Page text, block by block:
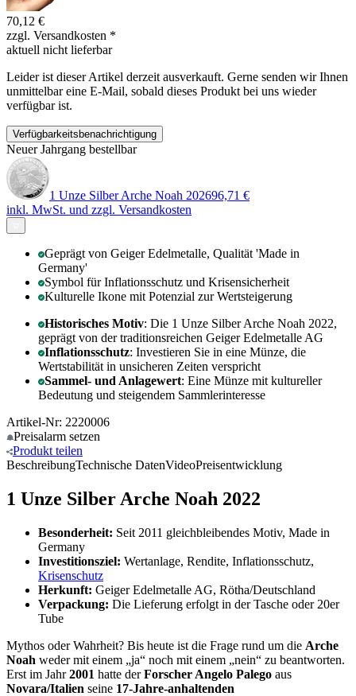
70,12 €
zzgl. Versandkosten *
aktuell nicht lieferbar
Leider ist dieser Artikel derzeit ausverkauft. Gerne senden wir Ihnen
unmittelbar eine E-Mail, sobald dieses Produkt bei uns wieder
verfügbar ist.
Verfügbarkeitsbenachrichtigung
Neuer Jahrgang bestellbar
1 Unze Silber Arche Noah 202696,71 €
inkl. MwSt. und zzgl. Versandkosten
Geprägt von Geiger Edelmetalle, Qualität 'Made in
Germany'
Symbol für Inflationsschutz und Krisensicherheit
Kulturelle Ikone mit Potenzial zur Wertsteigerung
Historisches Motiv: Die 1 Unze Silber Arche Noah 2022,
geprägt von der traditionsreichen Geiger Edelmetalle AG
Inflationsschutz: Investieren Sie in eine Münze, die
Wertstabilität in unsicheren Zeiten verspricht
Sammel- und Anlagewert: Eine Münze mit kultureller
Bedeutung und steigendem Sammlerinteresse
Artikel-Nr: 2220006
Preisalarm setzen
Produkt teilen
BeschreibungTechnische DatenVideoPreisentwicklung
1 Unze Silber Arche Noah 2022
Besonderheit: Seit 2011 gleichbleibendes Motiv, Made in
Germany
Investitionsziel: Wertanlage, Rendite, Inflationsschutz,
Krisenschutz
Herkunft: Geiger Edelmetalle AG, Rötha/Deutschland
Verpackung: Die Lieferung erfolgt in der Tasche oder 20er
Tube
Mythos oder Wahrheit? Bis heute ist die Frage rund um die Arche
Noah weder mit einem „ja“ noch mit einem „nein“ zu beantworten.
Erst im Jahr2001 hatte derForscher Angelo Palego aus
Novara/Italien seine 17-Jahre-anhaltenden